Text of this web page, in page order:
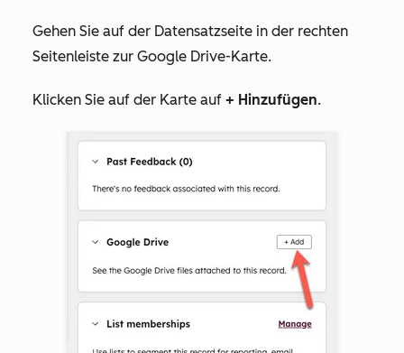
Gehen Sie auf der Datensatzseite in der rechten
Seitenleiste zur Google Drive-Karte.
Klicken Sie auf der Karte auf + Hinzufügen.